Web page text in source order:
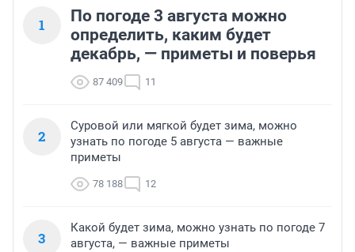
1
По погоде 3 августа можно
определить, каким будет
декабрь, — приметы и поверья
87 409 11
2
Суровой или мягкой будет зима, можно
узнать по погоде 5 августа — важные
приметы
78 188 12
3
Какой будет зима, можно узнать по погоде 7
августа, — важные приметы